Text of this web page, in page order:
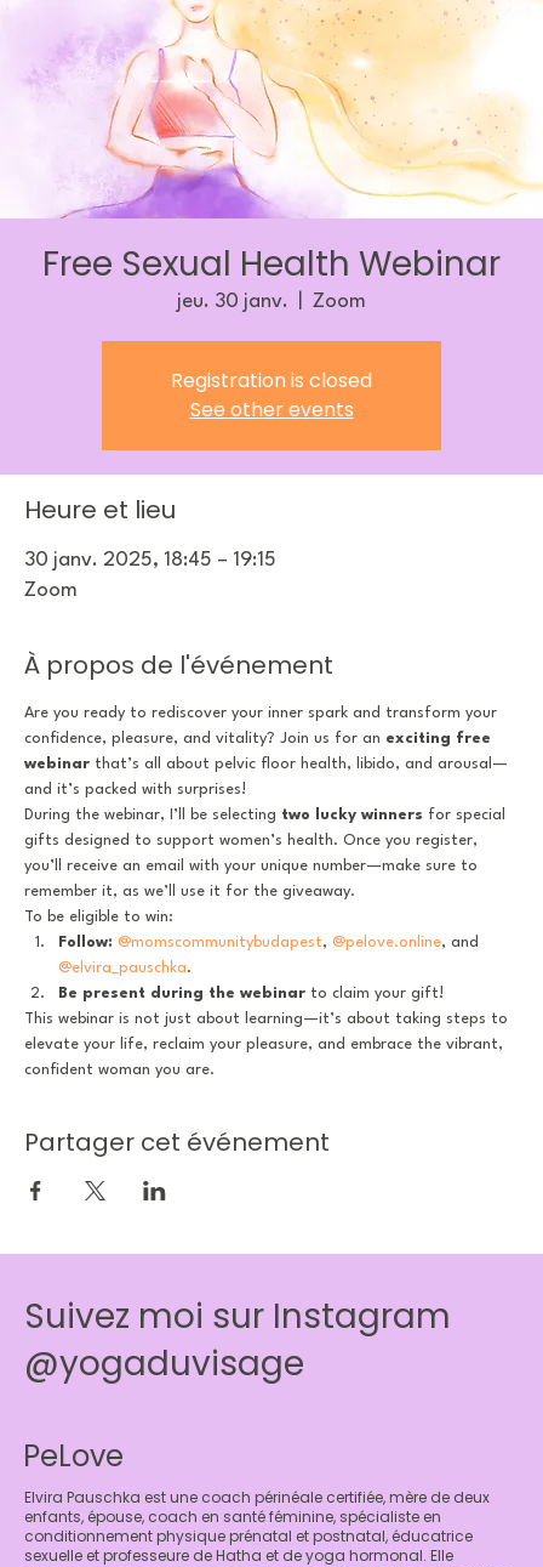
Yoga du Visage et
Santé du Plancher
Pelvien
avec Elvira Pauschka
Free Sexual Health Webinar
jeu. 30 janv. Zoom
Registration is closed
See other events
Heure et lieu
30 janv. 2025, 18:45 – 19:15
Zoom
À propos de l'événement
Are you ready to rediscover your inner spark and transform your
confidence, pleasure, and vitality? Join us for an exciting free
webinar that’s all about pelvic floor health, libido, and arousal—
and it’s packed with surprises!
During the webinar, I’ll be selecting two lucky winners for special
gifts designed to support women’s health. Once you register,
you’ll receive an email with your unique number—make sure to
remember it, as we’ll use it for the giveaway.
To be eligible to win:
Follow: @momscommunitybudapest, @pelove.online, and
@elvira_pauschka.
Be present during the webinar to claim your gift!
This webinar is not just about learning—it’s about taking steps to
elevate your life, reclaim your pleasure, and embrace the vibrant,
confident woman you are.
Partager cet événement
PeLove
Elvira Pauschka est une coach périnéale certifiée, mère de deux
enfants, épouse, coach en santé féminine, spécialiste en
conditionnement physique prénatal et postnatal, éducatrice
sexuelle et professeure de Hatha et de yoga hormonal. Elle
Suivez moi sur Instagram
@yogaduvisage